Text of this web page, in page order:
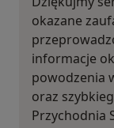
okazane
informacje
powodzenia
oraz
Przychodnia